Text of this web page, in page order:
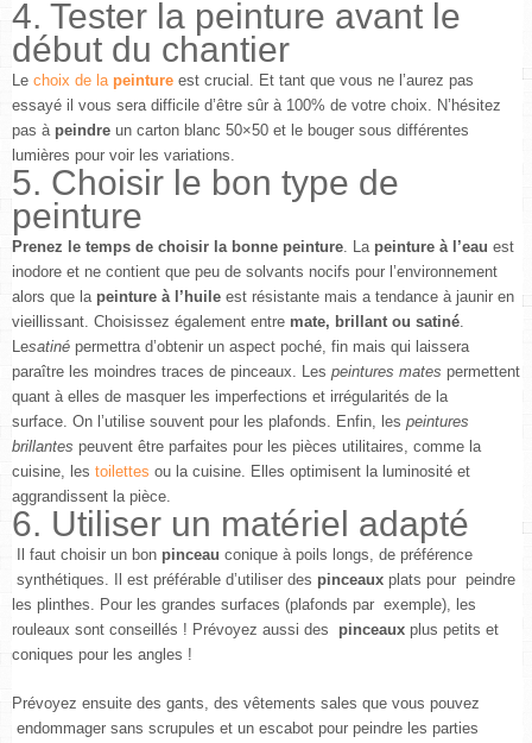
4. Tester la peinture avant le
début du chantier
Le choix de la peinture est crucial. Et tant que vous ne l’aurez pas
essayé il vous sera difficile d’être sûr à 100% de votre choix. N’hésitez
pas à peindre un carton blanc 50×50 et le bouger sous différentes
lumières pour voir les variations.
5. Choisir le bon type de
peinture
Prenez le temps de choisir la bonne peinture. La peinture à l’eau est
inodore et ne contient que peu de solvants nocifs pour l’environnement
alors que la peinture à l’huile est résistante mais a tendance à jaunir en
vieillissant. Choisissez également entre mate, brillant ou satiné.
Lesatiné permettra d’obtenir un aspect poché, fin mais qui laissera
paraître les moindres traces de pinceaux. Les peintures mates permettent
quant à elles de masquer les imperfections et irrégularités de la
surface. On l’utilise souvent pour les plafonds. Enfin, les peintures
brillantes peuvent être parfaites pour les pièces utilitaires, comme la
cuisine, les toilettes ou la cuisine. Elles optimisent la luminosité et
aggrandissent la pièce.
6. Utiliser un matériel adapté
Il faut choisir un bon pinceau conique à poils longs, de préférence
synthétiques. Il est préférable d’utiliser des pinceaux plats pour peindre
les plinthes. Pour les grandes surfaces (plafonds par exemple), les
rouleaux sont conseillés ! Prévoyez aussi des pinceaux plus petits et
coniques pour les angles !
Prévoyez ensuite des gants, des vêtements sales que vous pouvez
endommager sans scrupules et un escabot pour peindre les parties